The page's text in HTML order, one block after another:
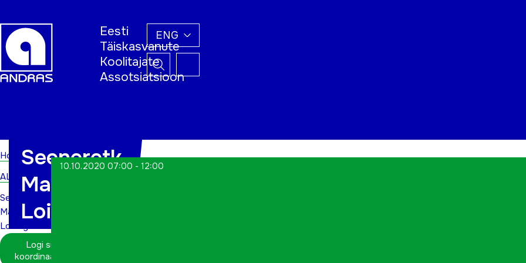
Eesti
Täiskasvanute
Koolitajate
Assotsiatsioon
ENG
Home
ALWs
Seeneretk
Marje
Loidega
Logi sisse
koordinaatorina
Seeneretk
Marje
Loidega
10.10.2020 07:00 - 12:00